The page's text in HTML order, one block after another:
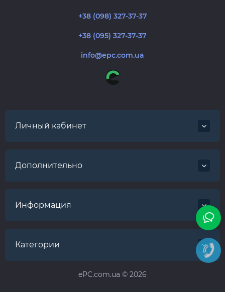
+38 (098) 327-37-37
+38 (095) 327-37-37
info@epc.com.ua
Личный кабинет
Дополнительно
Информация
Категории
ePC.com.ua © 2026